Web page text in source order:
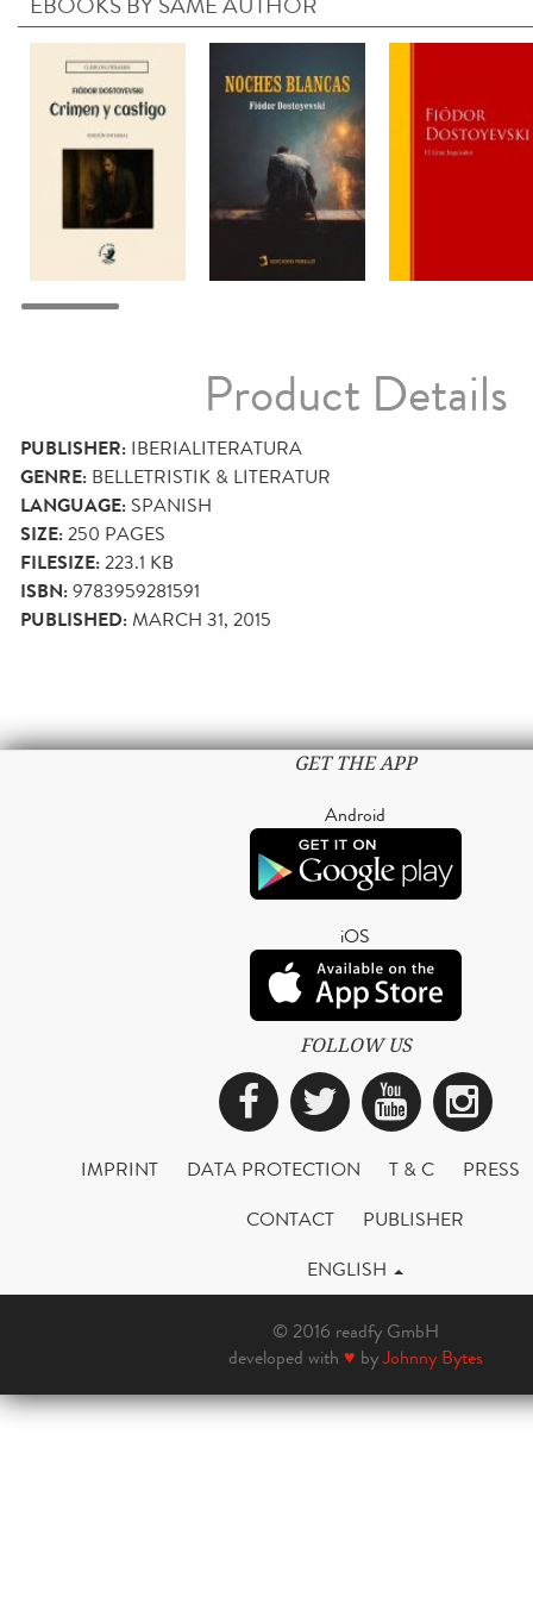
Product Details
PUBLISHER: IBERIALITERATURA
GENRE: BELLETRISTIK & LITERATUR
LANGUAGE: SPANISH
SIZE:250 PAGES
FILESIZE:223.1 KB
ISBN:9783959281591
PUBLISHED:MARCH 31, 2015
GET THE APP
Android
iOS
FOLLOW US
Facebook
Twitter
IMPRINT DATA PROTECTION T & C
PRESS
CONTACT
PUBLISHER
ENGLISH
© 2016 readfy GmbH
developed with ♥ byJohnny Bytes